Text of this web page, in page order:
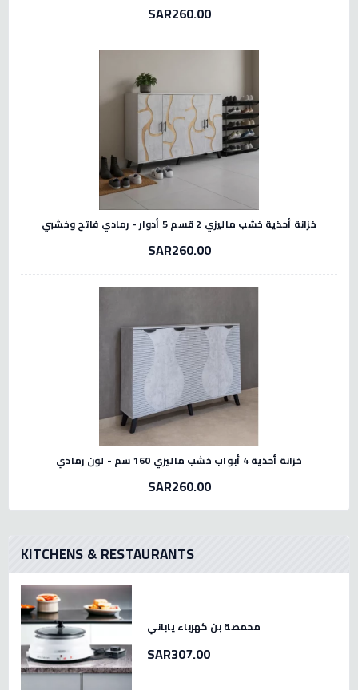
SAR260.00
خزانة أحذية خشب ماليزي 2 قسم 5 أدوار - رمادي فاتح وخشبي
SAR260.00
خزانة أحذية 4 أبواب خشب ماليزي 160 سم - لون رمادي
SAR260.00
KITCHENS & RESTAURANTS
محمصة بن كهرباء ياباني
SAR307.00